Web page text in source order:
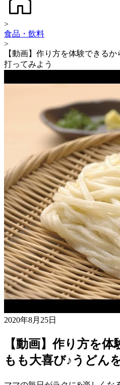
>
食品・飲料
>
【動画】作り方を体験できる
打ってみよう
2020年8月25日
【動画】作り方を
もも大喜び♪うどん